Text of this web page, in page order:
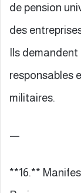
de pension
des
Ils
responsables
militaires.
—
**16.**